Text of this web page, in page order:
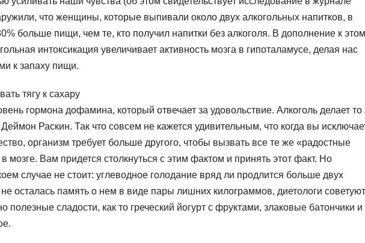
что женщины, которые выпивали около двух алкогольных напитков, в
больше пищи, чем те, кто получил напитки без алкоголя. В дополнение к
интоксикация увеличивает активность мозга в гипоталамусе, делая нас
к запаху пищи.
тягу к сахару
гормона дофамина, который отвечает за удовольствие. Алкоголь делает
Раскин. Так что совсем не кажется удивительным, что когда вы
организм требует больше другого, чтобы вызвать все те же «радостные
мозге. Вам придется столкнуться с этим фактом и принять этот факт. Но
случае не стоит: углеводное голодание вряд ли продлится больше двух
осталась память о нем в виде пары лишних килограммов, диетологи советуют
полезные сладости, как то греческий йогурт с фруктами, злаковые батончики и